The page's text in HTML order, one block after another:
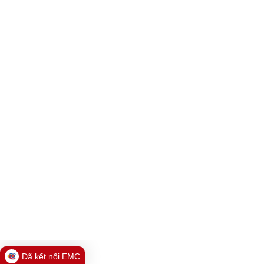
Đã kết nối EMC